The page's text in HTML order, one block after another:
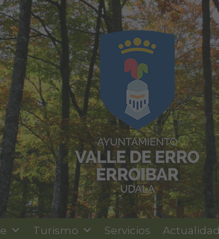
Turismo Servicios Actualidad